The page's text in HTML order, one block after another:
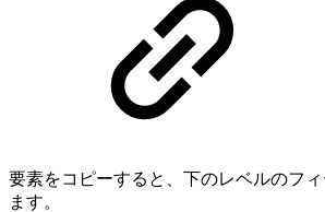
要素をコピーすると、下のレベルのフ
ます。